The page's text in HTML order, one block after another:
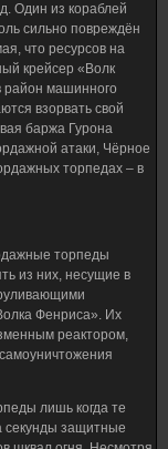
Один из кораблей
сильно повреждён
что ресурсов на
крейсер «Волк
район машинного
взорвать свой
баржа Гурона
атаки, Чёрное
торпедах – в
торпеды
из них, несущие в
Фенриса». Их
реактором,
лишь когда те
секунды защитные